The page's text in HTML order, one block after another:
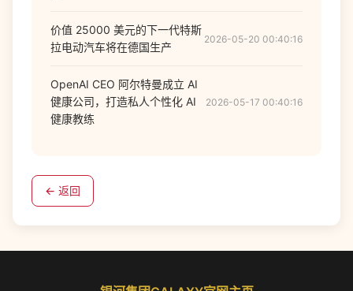
价值 25000 美元的下一代特斯
拉电动汽车将在德国生产
2026-05-20 00:40:16
OpenAI CEO 阿尔特曼成立 AI
健康公司，打造私人个性化 AI
健康教练
2026-05-17 00:40:16
← 返回